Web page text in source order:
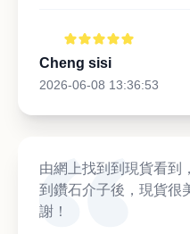
Cheng sisi
2026-06-08 13:36:53
由網上找到到現貨看到
到鑽石介子後，現貨很
謝！